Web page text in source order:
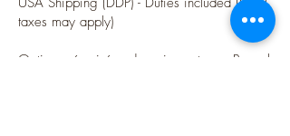
taxes may apply)
Options sécurisées de paiements par Paypal